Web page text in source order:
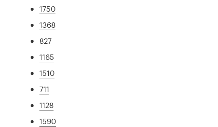
1750
1368
827
1165
1510
711
1128
1590